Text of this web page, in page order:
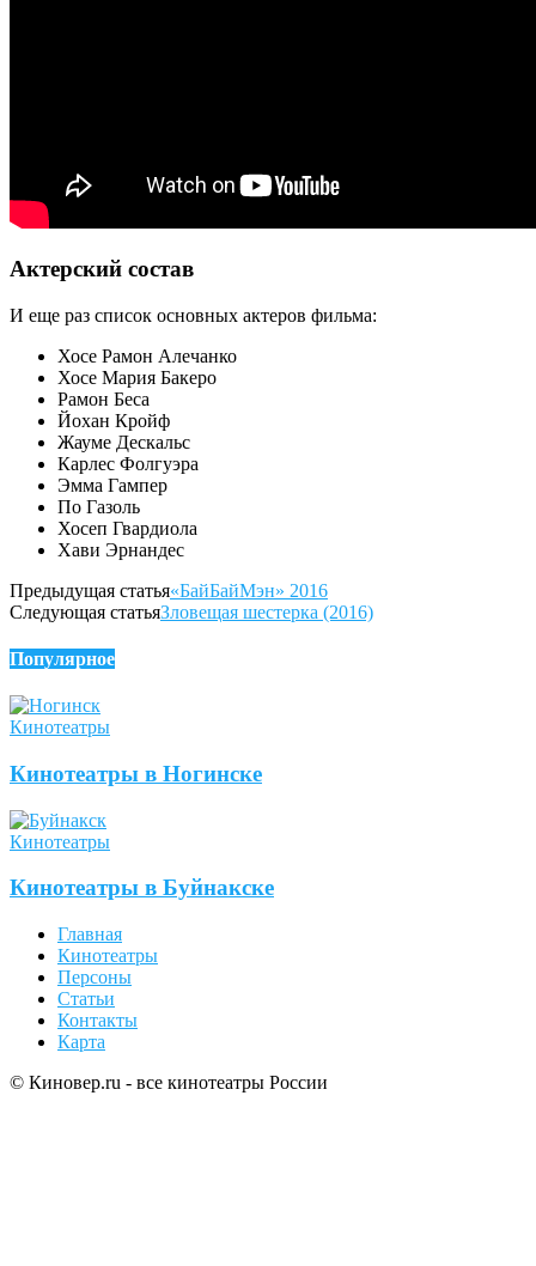
Актерский состав
И еще раз список основных актеров фильма:
Хосе Рамон Алечанко
Хосе Мария Бакеро
Рамон Беса
Йохан Кройф
Жауме Дескальс
Карлес Фолгуэра
Эмма Гампер
По Газоль
Хосеп Гвардиола
Хави Эрнандес
Предыдущая статья«БайБайМэн» 2016
Следующая статьяЗловещая шестерка (2016)
Популярное
Кинотеатры
Кинотеатры в Ногинске
Кинотеатры
Кинотеатры в Буйнакске
Главная
Кинотеатры
Персоны
Статьи
Контакты
Карта
© Киновер.ru - все кинотеатры России